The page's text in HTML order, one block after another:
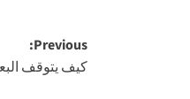
Previous:
كيف يتوقف